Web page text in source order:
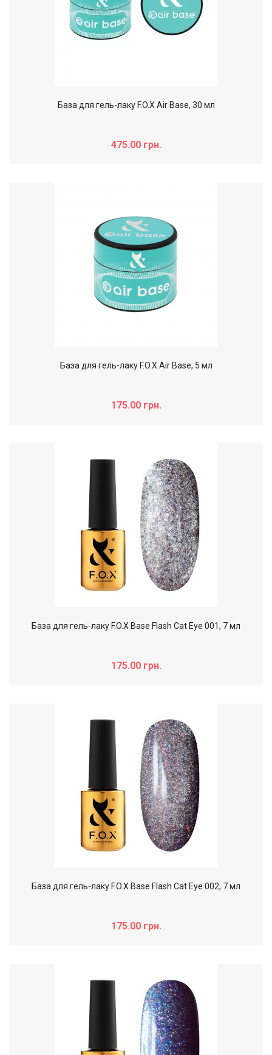
База для гель-лаку F.O.X Air Base, 30 мл
475.00 грн.
База для гель-лаку F.O.X Air Base, 5 мл
175.00 грн.
База для гель-лаку F.O.X Base Flash Cat Eye 001, 7 мл
175.00 грн.
База для гель-лаку F.O.X Base Flash Cat Eye 002, 7 мл
175.00 грн.